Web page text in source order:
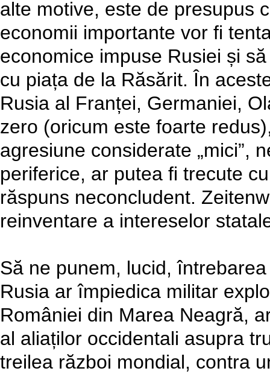
alte motive, este de presupus
economii importante vor fi
economice impuse Rusiei și
cu piața de la Răsărit. În
Rusia al Franței, Germaniei,
zero (oricum este foarte
agresiune considerate „mici”,
periferice, ar putea fi trecute
răspuns neconcludent.
reinventare a intereselor
Să ne punem, lucid,
Rusia ar împiedica militar
României din Marea Neagră,
al aliaților occidentali asupra
treilea război mondial, contra